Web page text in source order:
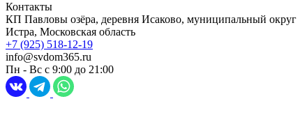
Контакты
КП Павловы озёра, деревня Исаково, муниципальный округ
Истра, Московская область
+7 (925) 518-12-19
info@svdom365.ru
Пн - Вс с 9:00 до 21:00